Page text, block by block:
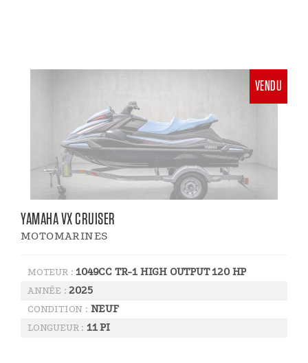
VENDU
YAMAHA VX CRUISER
MOTOMARINES
MOTEUR :1049CC TR-1 HIGH OUTPUT 120 HP
ANNÉE :2025
CONDITION : NEUF
LONGUEUR : 11 PI